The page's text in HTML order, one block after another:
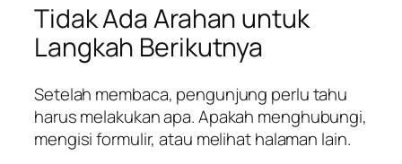
Tidak Ada Arahan untuk
Langkah Berikutnya
Setelah membaca, pengunjung perlu tahu
harus melakukan apa. Apakah menghubungi,
mengisi formulir, atau melihat halaman lain.